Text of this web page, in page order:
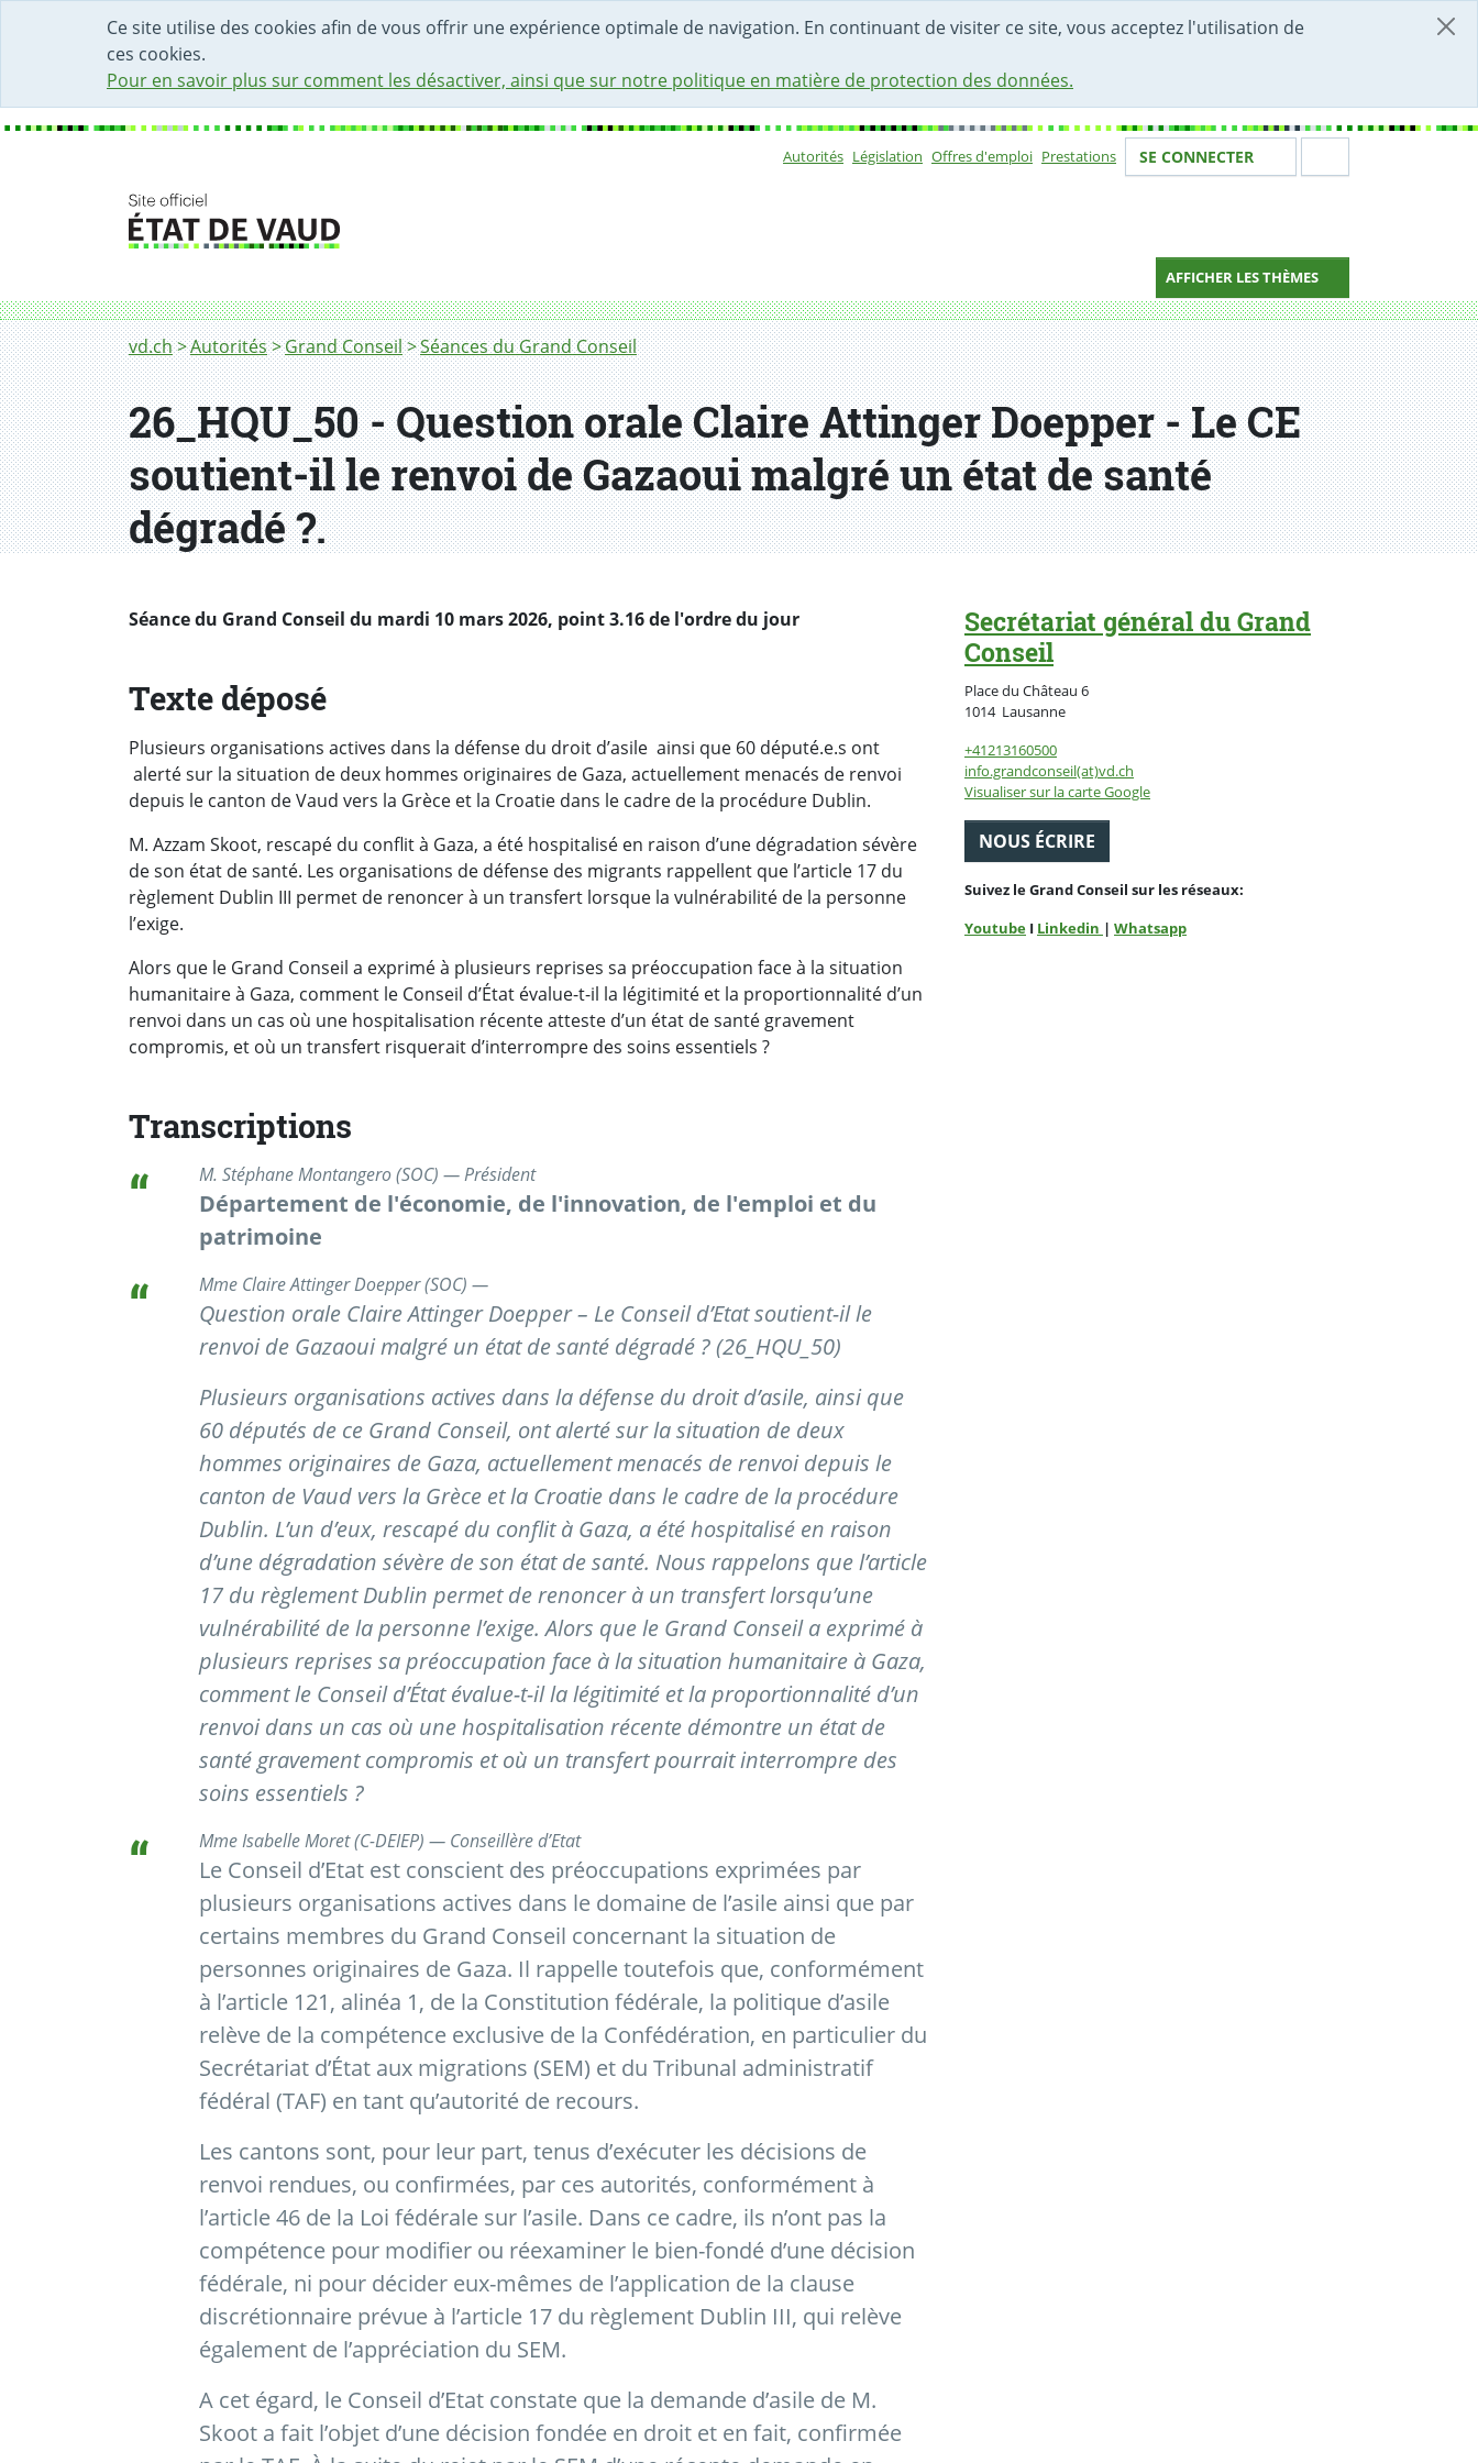
Ce site utilise des cookies afin de vous offrir une expérience optimale de navigation. En continuant de visiter ce site, vous acceptez l'utilisation de
ces cookies.
Pour en savoir plus sur comment les désactiver, ainsi que sur notre politique en matière de protection des données.
DÉBUT DU CONTENU DE LA PAGE
ACCÈS AU CHAMP DE RECHERCHE
PAGE D'ACCUEIL
FORMULAIRE DE CONTACT
Autorités Législation Offres d'emploi Prestations Votre identité
SE CONNECTER
AFFICHER LES THÈMES
Fil d'Ariane
vd.ch Autorités Grand Conseil Séances du Grand Conseil
26_HQU_50 - Question orale Claire Attinger Doepper - Le CE
soutient-il le renvoi de Gazaoui malgré un état de santé
dégradé ?.
Séance du Grand Conseil du mardi 10 mars 2026, point 3.16 de l'ordre du jour
Texte déposé
Plusieurs organisations actives dans la défense du droit d’asile ainsi que 60 député.e.s ont
alerté sur la situation de deux hommes originaires de Gaza, actuellement menacés de renvoi
depuis le canton de Vaud vers la Grèce et la Croatie dans le cadre de la procédure Dublin.
M. Azzam Skoot, rescapé du conflit à Gaza, a été hospitalisé en raison d’une dégradation sévère
de son état de santé. Les organisations de défense des migrants rappellent que l’article 17 du
règlement Dublin III permet de renoncer à un transfert lorsque la vulnérabilité de la personne
l’exige.
Alors que le Grand Conseil a exprimé à plusieurs reprises sa préoccupation face à la situation
humanitaire à Gaza, comment le Conseil d’État évalue-t-il la légitimité et la proportionnalité d’un
renvoi dans un cas où une hospitalisation récente atteste d’un état de santé gravement
compromis, et où un transfert risquerait d’interrompre des soins essentiels ?
Transcriptions
M. Stéphane Montangero (SOC) — Président
Département de l'économie, de l'innovation, de l'emploi et du
patrimoine
Mme Claire Attinger Doepper (SOC) —
Question orale Claire Attinger Doepper – Le Conseil d’Etat soutient-il le
renvoi de Gazaoui malgré un état de santé dégradé ? (26_HQU_50)
Plusieurs organisations actives dans la défense du droit d’asile, ainsi que
60 députés de ce Grand Conseil, ont alerté sur la situation de deux
hommes originaires de Gaza, actuellement menacés de renvoi depuis le
canton de Vaud vers la Grèce et la Croatie dans le cadre de la procédure
Dublin. L’un d’eux, rescapé du conflit à Gaza, a été hospitalisé en raison
d’une dégradation sévère de son état de santé. Nous rappelons que l’article
17 du règlement Dublin permet de renoncer à un transfert lorsqu’une
vulnérabilité de la personne l’exige. Alors que le Grand Conseil a exprimé à
plusieurs reprises sa préoccupation face à la situation humanitaire à Gaza,
comment le Conseil d’État évalue-t-il la légitimité et la proportionnalité d’un
renvoi dans un cas où une hospitalisation récente démontre un état de
santé gravement compromis et où un transfert pourrait interrompre des
soins essentiels ?
Mme Isabelle Moret (C-DEIEP) — Conseillère d’Etat
Le Conseil d’Etat est conscient des préoccupations exprimées par
plusieurs organisations actives dans le domaine de l’asile ainsi que par
certains membres du Grand Conseil concernant la situation de
personnes originaires de Gaza. Il rappelle toutefois que, conformément
à l’article 121, alinéa 1, de la Constitution fédérale, la politique d’asile
relève de la compétence exclusive de la Confédération, en particulier du
Secrétariat d’État aux migrations (SEM) et du Tribunal administratif
fédéral (TAF) en tant qu’autorité de recours.
Les cantons sont, pour leur part, tenus d’exécuter les décisions de
renvoi rendues, ou confirmées, par ces autorités, conformément à
l’article 46 de la Loi fédérale sur l’asile. Dans ce cadre, ils n’ont pas la
compétence pour modifier ou réexaminer le bien-fondé d’une décision
fédérale, ni pour décider eux-mêmes de l’application de la clause
discrétionnaire prévue à l’article 17 du règlement Dublin III, qui relève
également de l’appréciation du SEM.
A cet égard, le Conseil d’Etat constate que la demande d’asile de M.
Skoot a fait l’objet d’une décision fondée en droit et en fait, confirmée
Secrétariat général du Grand
Conseil
Place du Château 6
1014 LausanneSuisse
+41213160500
info.grandconseil(at)vd.ch
Visualiser sur la carte Google
NOUS ÉCRIRE
Suivez le Grand Conseil sur les réseaux:
Youtube I Linkedin | Whatsapp